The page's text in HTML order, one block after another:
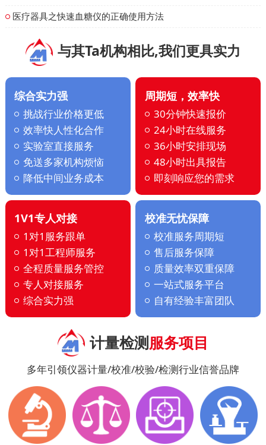
医疗器具之快速血糖仪的正确使用方法
与其Ta机构相比,我们更具实力
综合实力强
挑战行业价格更低
效率快人性化合作
实验室直接服务
免送多家机构烦恼
降低中间业务成本
周期短，效率快
30分钟快速报价
24小时在线服务
36小时安排现场
48小时出具报告
即刻响应您的需求
1V1专人对接
1对1服务跟单
1对1工程师服务
全程质量服务管控
专人对接服务
综合实力强
校准无忧保障
校准服务周期短
售后服务保障
质量效率双重保障
一站式服务平台
自有经验丰富团队
计量检测服务项目
多年引领仪器计量/校准/校验/检测行业信誉品牌